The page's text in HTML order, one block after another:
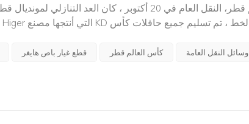
قطع غيار باص هايغر كأس العالم قطر وسائل النقل العامة